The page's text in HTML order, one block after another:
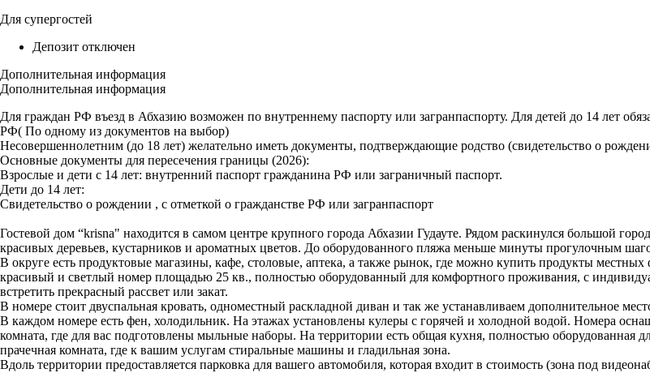
Для супергостей
Депозит отключен
Дополнительная информация
Дополнительная информация
Для граждан РФ въезд в Абхазию возможен по внутреннему паспорту или загранпаспорту. Для детей до 14 лет
РФ( По одному из документов на выбор)
Несовершеннолетним (до 18 лет) желательно иметь документы, подтверждающие родство (свидетельство о
Основные документы для пересечения границы (2026):
Взрослые и дети с 14 лет: внутренний паспорт гражданина РФ или заграничный паспорт.
Дети до 14 лет:
Свидетельство о рождении , с отметкой о гражданстве РФ или загранпаспорт
Гостевой дом “krisna" находится в самом центре крупного города Абхазии Гудауте. Рядом раскинулся большой
красивых деревьев, кустарников и ароматных цветов. До оборудованного пляжа меньше минуты прогулочным
В округе есть продуктовые магазины, кафе, столовые, аптека, а также рынок, где можно купить продукты
красивый и светлый номер площадью 25 кв., полностью оборудованный для комфортного проживания, с
встретить прекрасный рассвет или закат.
В номере стоит двуспальная кровать, одноместный раскладной диван и так же устанавливаем дополнительное
В каждом номере есть фен, холодильник. На этажах установлены кулеры с горячей и холодной водой. Номера
комната, где для вас подготовлены мыльные наборы. На территории есть общая кухня, полностью оборудованная
прачечная комната, где к вашим услугам стиральные машины и гладильная зона.
Вдоль территории предоставляется парковка для вашего автомобиля, которая входит в стоимость (зона под